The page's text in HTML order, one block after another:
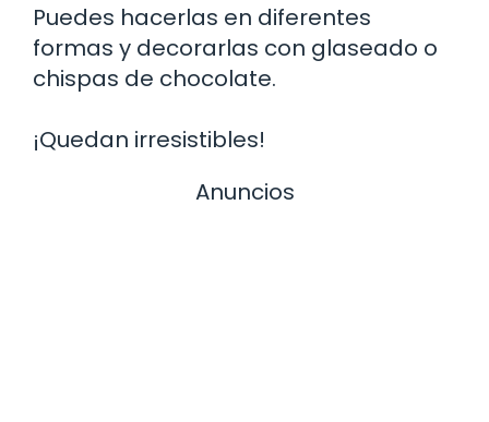
Puedes hacerlas en diferentes
formas y decorarlas con glaseado o
chispas de chocolate.
¡Quedan irresistibles!
Anuncios